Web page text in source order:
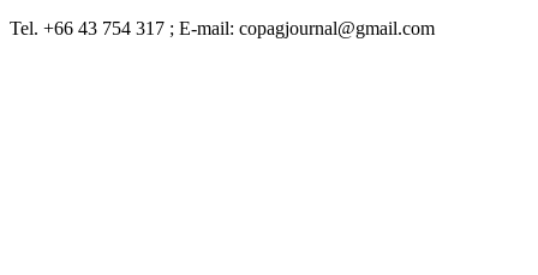
Tel. +66 43 754 317 ; E-mail: copagjournal@gmail.com